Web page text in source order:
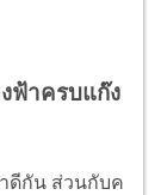
ฟ้าครบแก๊ง
ดีกัน ส่วนกับค